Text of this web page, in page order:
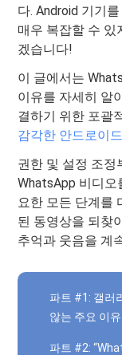
다. Android 기기
매우 복잡할 수 있
겠습니다!
이 글에서는
이유를 자세히 알
결하기 위한 포괄
감각한 안드로이
권한 및 설정 조정
WhatsApp 비디오
요한 모든 단계를
된 동영상을 되찾
추억과 웃음을 계
파트 #1: 갤러
않는 주요 이유
파트 #2: